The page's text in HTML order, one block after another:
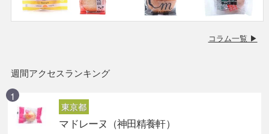
コラム一覧 ▶
週間アクセスランキング
東京都
マドレーヌ（神田精養軒）